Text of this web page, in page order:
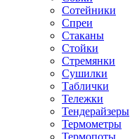
Сотейники
Спреи
Стаканы
Стойки
Стремянки
Сушилки
Таблички
Тележки
Тендерайзеры
Термометры